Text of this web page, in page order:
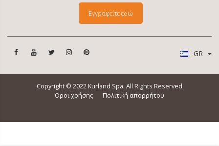
Εγγραφείτε εδώ
GR
Copyright © 2022 Kurland Spa. All Rights Reserved
Όροι χρήσης
Πολιτική απορρήτου